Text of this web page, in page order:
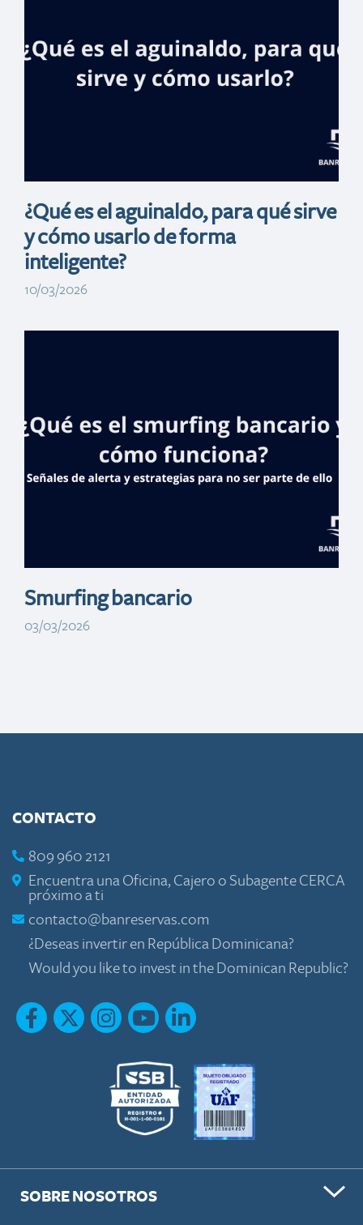
inmobiliaria en
NY y Lawrence
¿Qué es el aguinaldo, para qué sirve
y cómo usarlo de forma
inteligente?
10/03/2026
inmobiliaria en
NY y Lawrence
Smurfing bancario
03/03/2026
CONTACTO
809 960 2121
Encuentra una Oficina, Cajero o Subagente CERCA
próximo a ti
contacto@banreservas.com
¿Deseas invertir en República Dominicana?
Would you like to invest in the Dominican Republic?
SOBRE NOSOTROS